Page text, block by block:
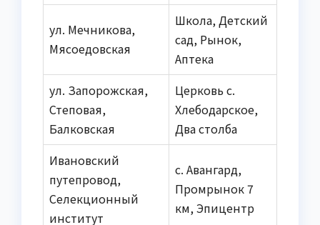
ул. Мечникова,
Мясоедовская
Школа, Детский
сад, Рынок,
Аптека
ул. Запорожская,
Степовая,
Балковская
Церковь с.
Хлебодарское,
Два столба
Ивановский
путепровод,
Селекционный
институт
с. Авангард,
Промрынок 7
км, Эпицентр